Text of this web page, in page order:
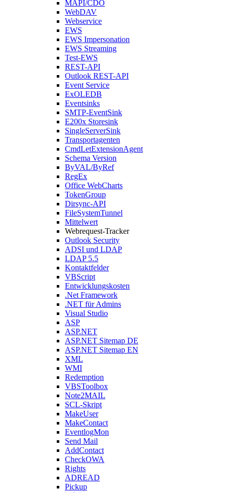
MAPI/CDO
WebDAV
Webservice
EWS
EWS Impersonation
EWS Streaming
Test-EWS
REST-API
Outlook REST-API
Event Service
ExOLEDB
Eventsinks
SMTP-EventSink
E200x Storesink
SingleServerSink
Transportagenten
CmdLetExtensionAgent
Schema Version
ByVAL/ByRef
RegEx
Office WebCharts
TokenGroup
Dirsync-API
FileSystemTunnel
Mittelwert
Webrequest-Tracker
Outlook Security
ADSI und LDAP
LDAP 5.5
Kontaktfelder
VBScript
Entwicklungskosten
.Net Framework
.NET für Admins
Visual Studio
ASP
ASP.NET
ASP.NET Sitemap DE
ASP.NET Sitemap EN
XML
WMI
Redemption
VBSToolbox
Note2MAIL
SCL-Skript
MakeUser
MakeContact
EventlogMon
Send Mail
AddContact
CheckOWA
Rights
ADREAD
Pickup